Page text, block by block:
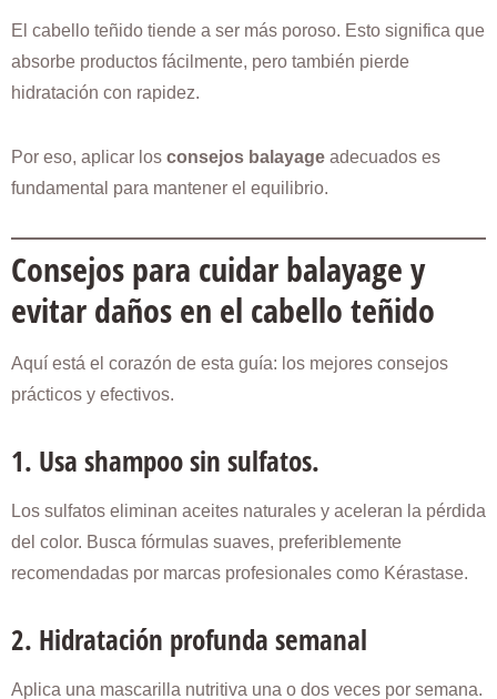
El cabello teñido tiende a ser más poroso. Esto significa que
absorbe productos fácilmente, pero también pierde
hidratación con rapidez.
Por eso, aplicar los consejos balayage adecuados es
fundamental para mantener el equilibrio.
Consejos para cuidar balayage y
evitar daños en el cabello teñido
Aquí está el corazón de esta guía: los mejores consejos
prácticos y efectivos.
1. Usa shampoo sin sulfatos.
Los sulfatos eliminan aceites naturales y aceleran la pérdida
del color. Busca fórmulas suaves, preferiblemente
recomendadas por marcas profesionales como Kérastase.
2. Hidratación profunda semanal
Aplica una mascarilla nutritiva una o dos veces por semana.